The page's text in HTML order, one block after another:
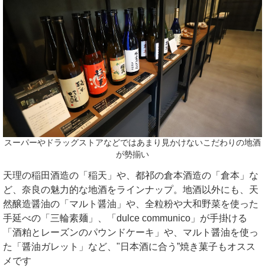
スーパーやドラッグストアなどではあまり見かけないこだわりの地酒
が勢揃い
天理の稲田酒造の「稲天」や、都祁の倉本酒造の「倉本」な
ど、奈良の魅力的な地酒をラインナップ。地酒以外にも、天
然醸造醤油の「マルト醤油」や、全粒粉や大和野菜を使った
手延べの「三輪素麺」、「dulce communico」が手掛ける
「酒粕とレーズンのパウンドケーキ」や、マルト醤油を使っ
た「醤油ガレット」など、"日本酒に合う”焼き菓子もオスス
メです